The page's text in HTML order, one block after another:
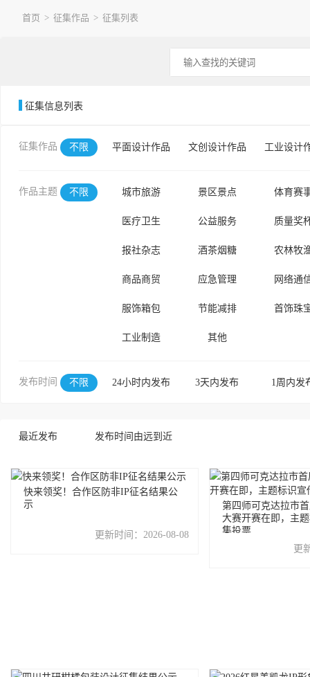
首页 > 征集作品 > 征集列表
征集信息列表
征集作品 不限 平面设计作品 文创设计作品 工业设计
作品主题 不限 城市旅游 景区景点 体育赛
医疗卫生 公益服务 质量奖
报社杂志 酒茶烟糖 农林牧
商品商贸 应急管理 网络通
服饰箱包 节能减排 首饰珠
工业制造 其他
发布时间 不限 24小时内发布 3天内发布 1周内发
最近发布 发布时间由远到近
快来领奖！合作区防非IP征名结果公
示
更新时间： 2026-08-08
第四师可克达拉市
大赛开赛在即，主
集投票
更